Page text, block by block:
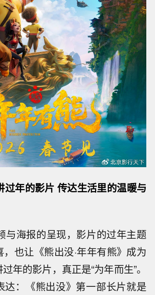
年的影片 传达生活里的温暖与
海报的呈现，影片的过年主题
也让《熊出没·年年有熊》成为
年的影片，真正是“为年而生”。
达：《熊出没》第一部长片就是